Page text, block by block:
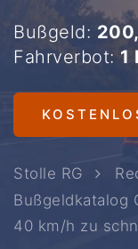
Bußgeld:
Fahrverbot: 1
Stolle RG
Bußgeldkatalog
40 km/h zu